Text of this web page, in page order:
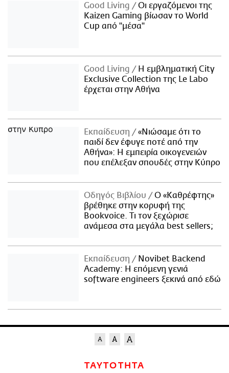
Good Living
Οι εργαζόμενοι της
Kaizen Gaming βίωσαν το World
Cup από "μέσα"
Good Living
Η εμβληματική City
Exclusive Collection της Le Labo
έρχεται στην Αθήνα
Εκπαίδευση
«Νιώσαμε ότι το
παιδί δεν έφυγε ποτέ από την
Αθήνα»: Η εμπειρία οικογενειών
που επέλεξαν σπουδές στην Κύπρο
Οδηγός Βιβλίου
Ο «Καθρέφτης»
βρέθηκε στην κορυφή της
Bookvoice. Τι τον ξεχώρισε
ανάμεσα στα μεγάλα best sellers;
Εκπαίδευση
Novibet Backend
Academy: Η επόμενη γενιά
software engineers ξεκινά από εδώ
ΤΑΥΤΟΤΗΤΑ